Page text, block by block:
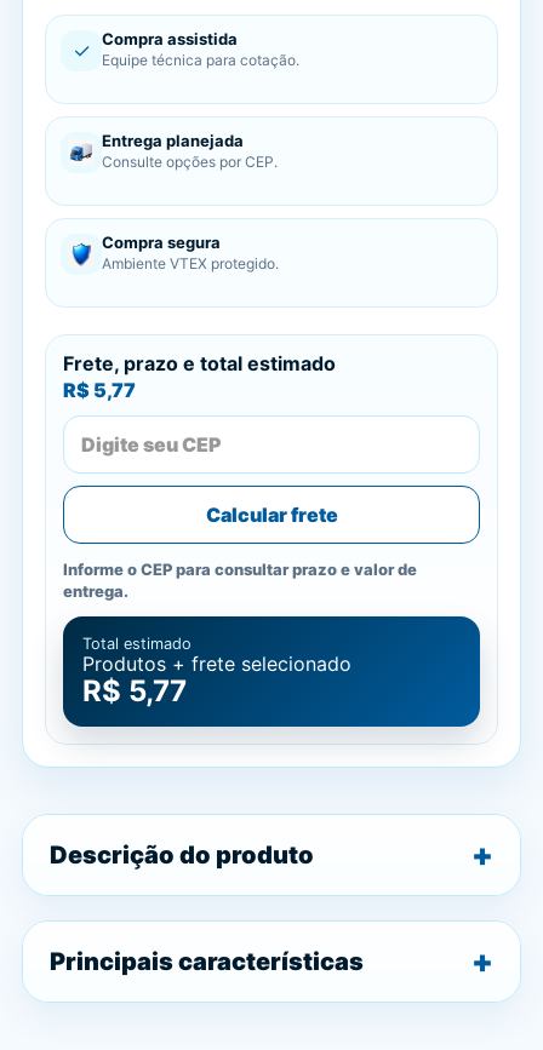
✓ Compra assistida
Equipe técnica para cotação.
Entrega planejada
Consulte opções por CEP.
Compra segura
Ambiente VTEX protegido.
Frete, prazo e total estimado
R$ 5,77
Calcular frete
Informe o CEP para consultar prazo e valor de
entrega.
Total estimado
Produtos + frete selecionado
R$ 5,77
Descrição do produto
Principais características